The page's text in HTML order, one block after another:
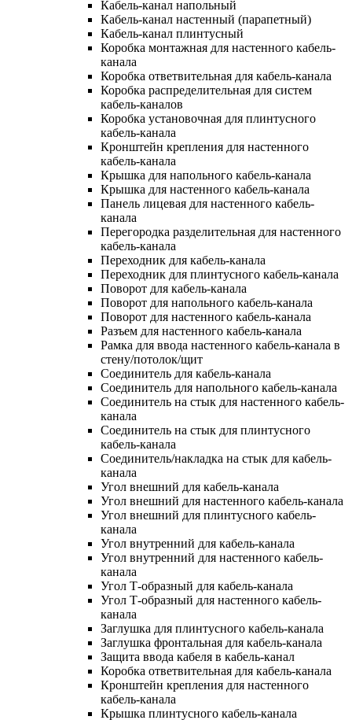
Кабель-канал напольный
Кабель-канал настенный (парапетный)
Кабель-канал плинтусный
Коробка монтажная для настенного кабель-
канала
Коробка ответвительная для кабель-канала
Коробка распределительная для систем
кабель-каналов
Коробка установочная для плинтусного
кабель-канала
Кронштейн крепления для настенного
кабель-канала
Крышка для напольного кабель-канала
Крышка для настенного кабель-канала
Панель лицевая для настенного кабель-
канала
Перегородка разделительная для настенного
кабель-канала
Переходник для кабель-канала
Переходник для плинтусного кабель-канала
Поворот для кабель-канала
Поворот для напольного кабель-канала
Поворот для настенного кабель-канала
Разъем для настенного кабель-канала
Рамка для ввода настенного кабель-канала в
стену/потолок/щит
Соединитель для кабель-канала
Соединитель для напольного кабель-канала
Соединитель на стык для настенного кабель-
канала
Соединитель на стык для плинтусного
кабель-канала
Соединитель/накладка на стык для кабель-
канала
Угол внешний для кабель-канала
Угол внешний для настенного кабель-канала
Угол внешний для плинтусного кабель-
канала
Угол внутренний для кабель-канала
Угол внутренний для настенного кабель-
канала
Угол Т-образный для кабель-канала
Угол Т-образный для настенного кабель-
канала
Заглушка для плинтусного кабель-канала
Заглушка фронтальная для кабель-канала
Защита ввода кабеля в кабель-канал
Коробка ответвительная для кабель-канала
Кронштейн крепления для настенного
кабель-канала
Крышка плинтусного кабель-канала